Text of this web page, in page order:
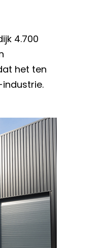
4.700
het ten